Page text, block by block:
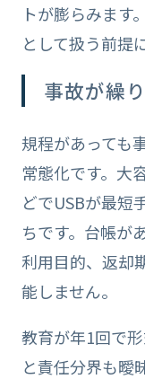
トが膨らみます
として扱う前提
事故が繰
規程があっても
常態化です。大
どでUSBが最短
ちです。台帳が
利用目的、返却
能しません。
教育が年1回で
と責任分界も曖